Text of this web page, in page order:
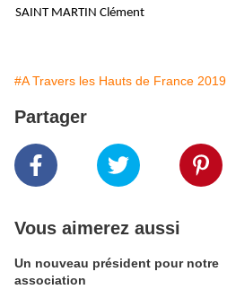
SAINT MARTIN Clément
#A Travers les Hauts de France 2019
Partager
Vous aimerez aussi
Un nouveau président pour notre
association